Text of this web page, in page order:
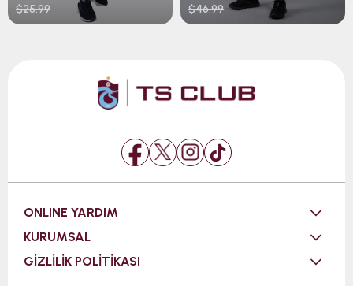
$25.99
$46.99
ONLINE YARDIM
KURUMSAL
GİZLİLİK POLİTİKASI